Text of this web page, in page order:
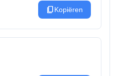
content_copyKopiëren